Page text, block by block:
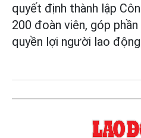
quyết định thành lập
200 đoàn viên, góp
quyền lợi người lao